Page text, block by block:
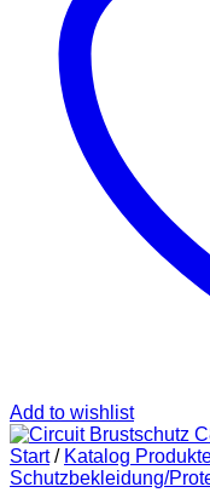
Add to wishlist
Start / Katalog
Schutzbekleidung/